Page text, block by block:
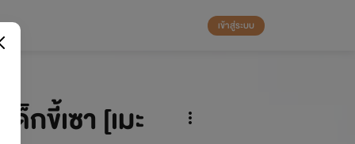
เข้าสู่ระบบ
กขี้เซา [เมะ